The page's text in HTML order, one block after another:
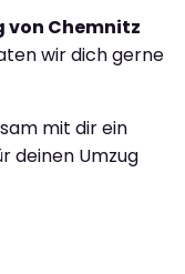
von Chemnitz
wir dich gerne
mit dir ein
deinen Umzug